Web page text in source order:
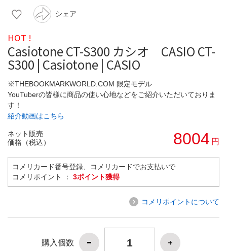
シェア
HOT !
Casiotone CT-S300 カシオ CASIO CT-
S300 | Casiotone | CASIO
※THEBOOKMARKWORLD.COM 限定モデル
YouTuberの皆様に商品の使い心地などをご紹介いただいておりま
す！
紹介動画はこちら
ネット販売
価格（税込）
8004 円
コメリカード番号登録、コメリカードでお支払いで
コメリポイント ： 3ポイント獲得
コメリポイントについて
購入個数